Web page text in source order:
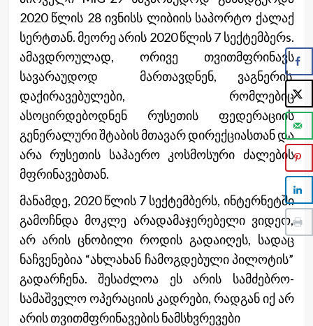
2020 წლის 28 ივნისს ლიბიის საპორტო ქალაქ
სერტთან. მეორე არის 2020 წლის 7 სექტემბერs.
ამავდროულად, ორივე თვითმფრინავს
სავარაუდოდ მართავდნენ, ვაგნერის
დაქირავებულები, რომლებიც
ასოცირდებოდნენ რუსეთის ფედერაციის
გენერალური შტაბის მთავარ დირექციასთან და
არა რუსეთის საჰაერო კოსმოსური ძალების
მფრინავებთან.
მანამდე, 2020 წლის 7 სექტემბერს, ინტერნეტში
გამოჩნდა მოკლე არადამაჯერებელი ვიდეო,
არ არის ცნობილი როდის გადაიღეს, სადაც
ნაჩვენებია “ახლახან ჩამოგდებული პილოტის”
გადარჩენა. შესაძლოა ეს არის სამძებრო-
სამაშველო ოპერაციის კადრები, რადგან იქ არ
არის თვითმფრინავების ნამსხვრევები